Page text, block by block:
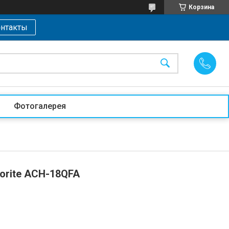
Корзина
Фотогалерея
ACH-18QFA